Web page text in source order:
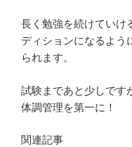
長く勉強を続けていけ
ディションになるよう
られます。
試験まであと少しです
体調管理を第一に！
関連記事